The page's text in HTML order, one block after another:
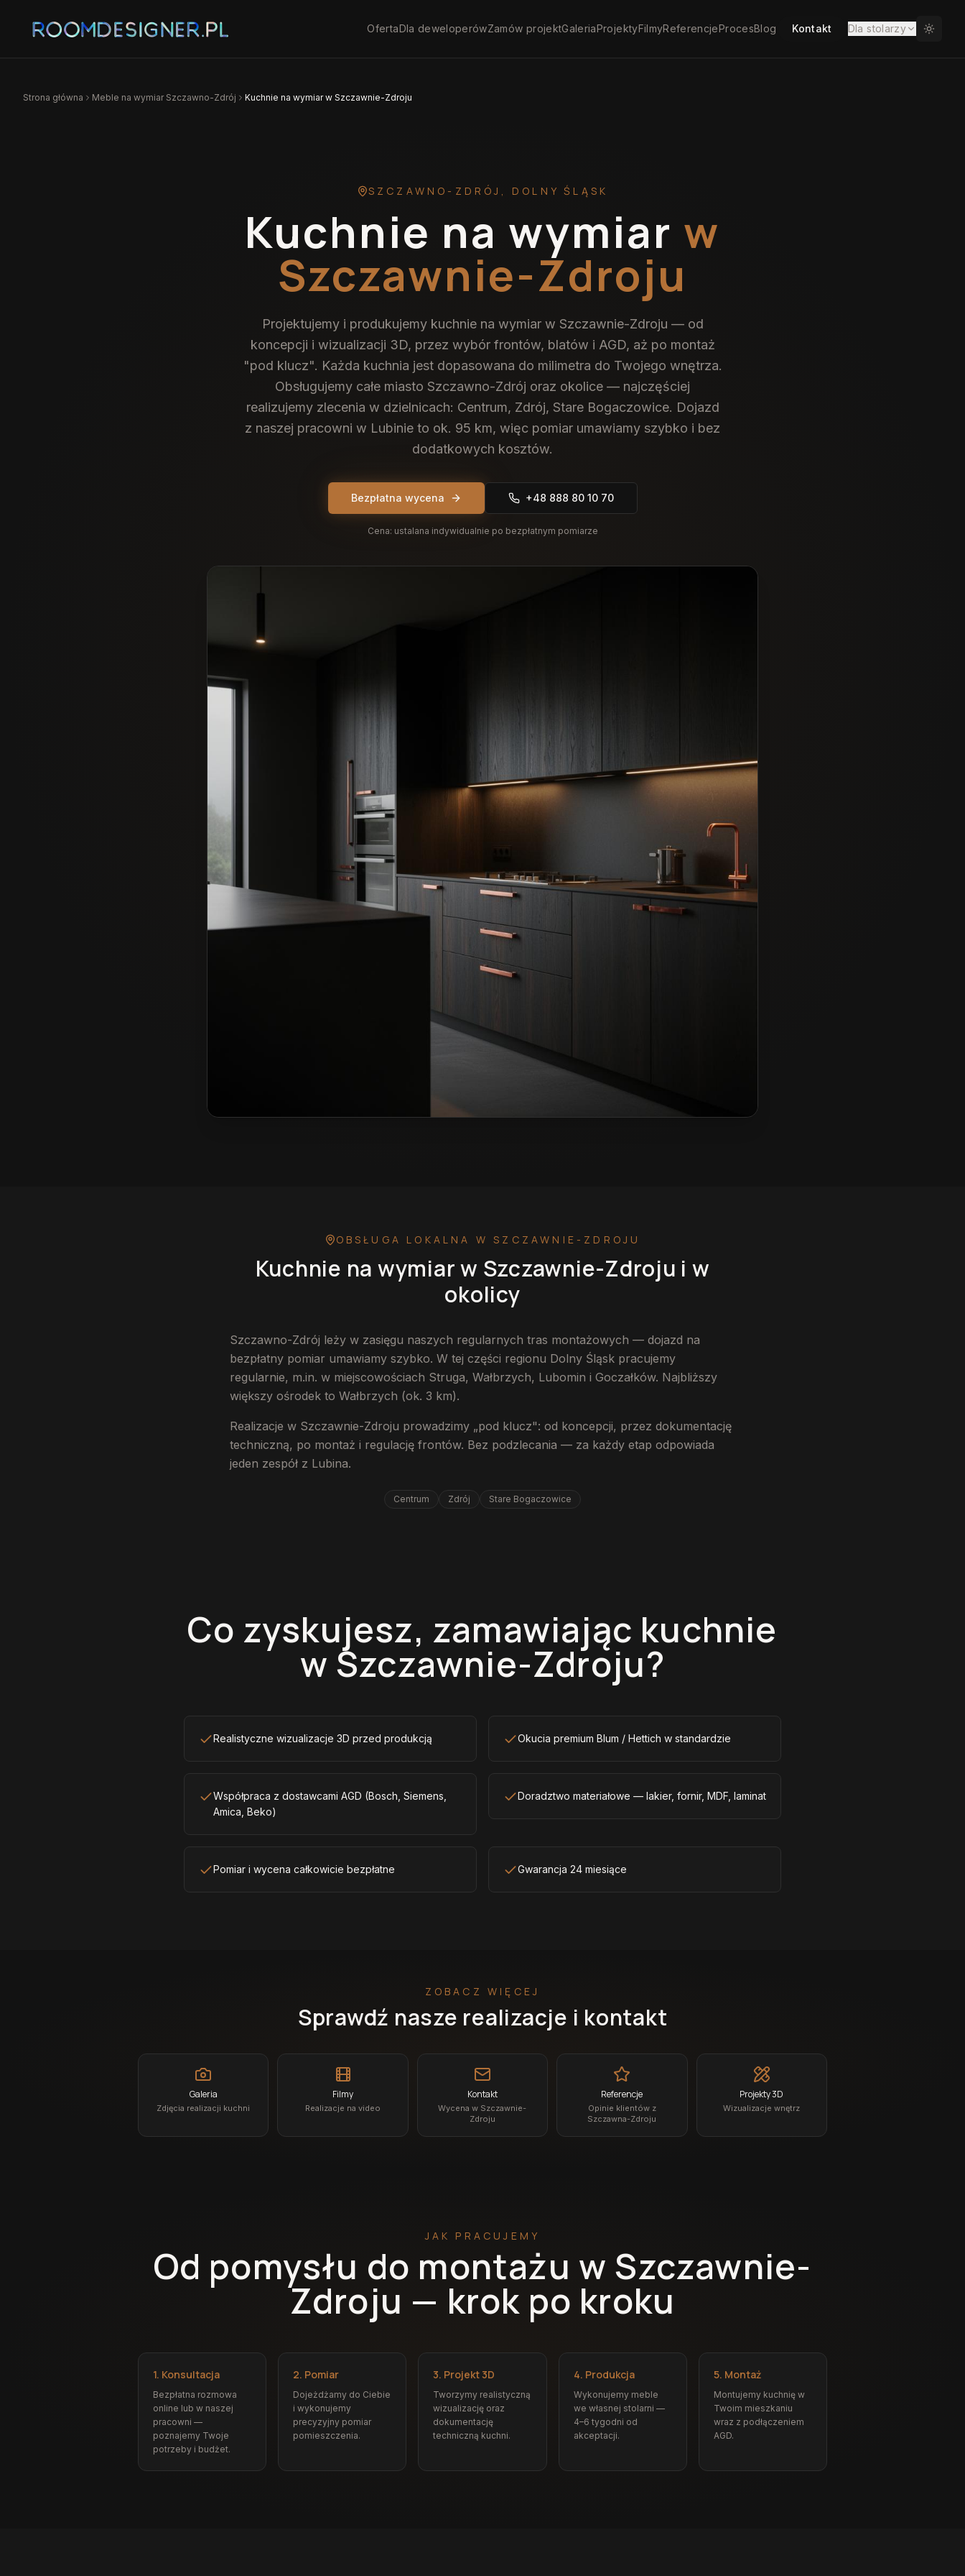
OfertaDla deweloperówZamów projektGaleriaProjektyFilmyReferencjeProcesBlog Kontakt Dla stolarzy
Strona główna Meble na wymiar Szczawno-Zdrój Kuchnie na wymiar w Szczawnie-Zdroju
SZCZAWNO-ZDRÓJ , DOLNY ŚLĄSK
Kuchnie na wymiar w
Szczawnie-Zdroju
Projektujemy i produkujemy kuchnie na wymiar w Szczawnie-Zdroju — od
koncepcji i wizualizacji 3D, przez wybór frontów, blatów i AGD, aż po montaż
"pod klucz". Każda kuchnia jest dopasowana do milimetra do Twojego wnętrza.
Obsługujemy całe miasto Szczawno-Zdrój oraz okolice — najczęściej
realizujemy zlecenia w dzielnicach: Centrum, Zdrój, Stare Bogaczowice. Dojazd
z naszej pracowni w Lubinie to ok. 95 km, więc pomiar umawiamy szybko i bez
dodatkowych kosztów.
Bezpłatna wycena +48 888 80 10 70
Cena: ustalana indywidualnie po bezpłatnym pomiarze
OBSŁUGA LOKALNA W SZCZAWNIE-ZDROJU
Kuchnie na wymiarw Szczawnie-Zdroju i w
okolicy
Szczawno-Zdrój leży w zasięgu naszych regularnych tras montażowych — dojazd na
bezpłatny pomiar umawiamy szybko. W tej części regionu Dolny Śląsk pracujemy
regularnie, m.in. w miejscowościach Struga, Wałbrzych, Lubomin i Goczałków. Najbliższy
większy ośrodek to Wałbrzych (ok. 3 km).
Realizacje w Szczawnie-Zdroju prowadzimy „pod klucz": od koncepcji, przez dokumentację
techniczną, po montaż i regulację frontów. Bez podzlecania — za każdy etap odpowiada
jeden zespół z Lubina.
Centrum Zdrój Stare Bogaczowice
Co zyskujesz, zamawiając kuchnie
w Szczawnie-Zdroju?
Realistyczne wizualizacje 3D przed produkcją Okucia premium Blum / Hettich w standardzie
Współpraca z dostawcami AGD (Bosch, Siemens,
Amica, Beko)
Doradztwo materiałowe — lakier, fornir, MDF, laminat
Pomiar i wycena całkowicie bezpłatne Gwarancja 24 miesiące
ZOBACZ WIĘCEJ
Sprawdź nasze realizacje i kontakt
Galeria
Zdjęcia realizacji kuchni
Filmy
Realizacje na video
Kontakt
Wycena w Szczawnie-
Zdroju
Referencje
Opinie klientów z
Szczawna-Zdroju
Projekty 3D
Wizualizacje wnętrz
JAK PRACUJEMY
Od pomysłu do montażu w Szczawnie-
Zdroju — krok po kroku
1. Konsultacja
Bezpłatna rozmowa
online lub w naszej
pracowni —
poznajemy Twoje
potrzeby i budżet.
2. Pomiar
Dojeżdżamy do Ciebie
i wykonujemy
precyzyjny pomiar
pomieszczenia.
3. Projekt 3D
Tworzymy realistyczną
wizualizację oraz
dokumentację
techniczną kuchni.
4. Produkcja
Wykonujemy meble
we własnej stolarni —
4–6 tygodni od
akceptacji.
5. Montaż
Montujemy kuchnię w
Twoim mieszkaniu
wraz z podłączeniem
AGD.